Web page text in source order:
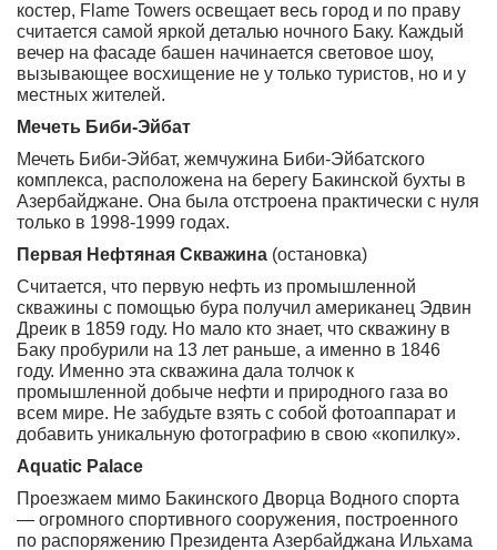
костер, Flame Towers освещает весь город и по праву
считается самой яркой деталью ночного Баку. Каждый
вечер на фасаде башен начинается световое шоу,
вызывающее восхищение не у только туристов, но и у
местных жителей.
Мечеть Биби-Эйбат
Мечеть Биби-Эйбат, жемчужина Биби-Эйбатского
комплекса, расположена на берегу Бакинской бухты в
Азербайджане. Она была отстроена практически с нуля
только в 1998-1999 годах.
Первая Нефтяная Скважина (остановка)
Считается, что первую нефть из промышленной
скважины с помощью бура получил американец Эдвин
Дреик в 1859 году. Но мало кто знает, что скважину в
Баку пробурили на 13 лет раньше, а именно в 1846
году. Именно эта скважина дала толчок к
промышленной добыче нефти и природного газа во
всем мире. Не забудьте взять с собой фотоаппарат и
добавить уникальную фотографию в свою «копилку».
Aquatic Palace
Проезжаем мимо Бакинского Дворца Водного спорта
— огромного спортивного сооружения, построенного
по распоряжению Президента Азербайджана Ильхама